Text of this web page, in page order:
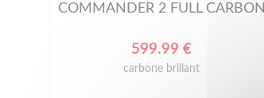
COMMANDER 2 FULL CARBON
599.99 €
carbone brillant